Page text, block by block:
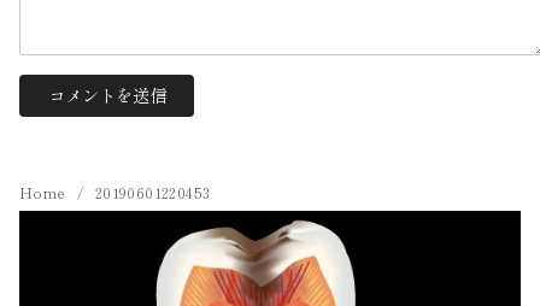
Home 20190601220453